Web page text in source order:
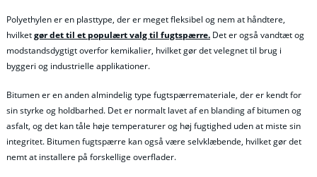
Polyethylen er en plasttype, der er meget fleksibel og nem at håndtere,
hvilketgør det til et populært valg til fugtspærre. Det er også vandtæt og
modstandsdygtigt overfor kemikalier, hvilket gør det velegnet til brug i
byggeri og industrielle applikationer.
Bitumen er en anden almindelig type fugtspærremateriale, der er kendt for
sin styrke og holdbarhed. Det er normalt lavet af en blanding af bitumen og
asfalt, og det kan tåle høje temperaturer og høj fugtighed uden at miste sin
integritet. Bitumen fugtspærre kan også være selvklæbende, hvilket gør det
nemt at installere på forskellige overflader.